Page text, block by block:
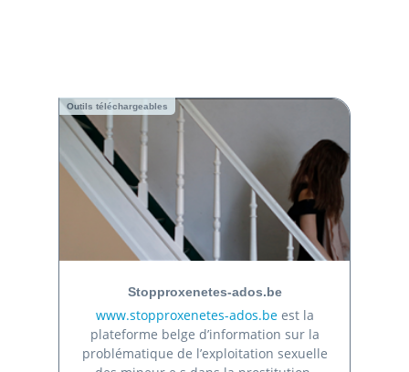
Outils téléchargeables
Stopproxenetes-ados.be
www.stopproxenetes-ados.beest la
plateforme belge d’information sur la
problématique de l’exploitation sexuelle